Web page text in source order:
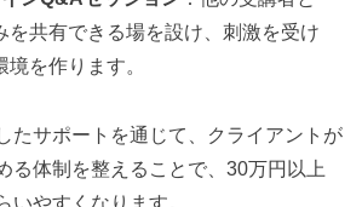
を共有できる場を設け、刺激を受け
を作ります。
たサポートを通じて、クライアントが
る体制を整えることで、30万円以上
いやすくなります。